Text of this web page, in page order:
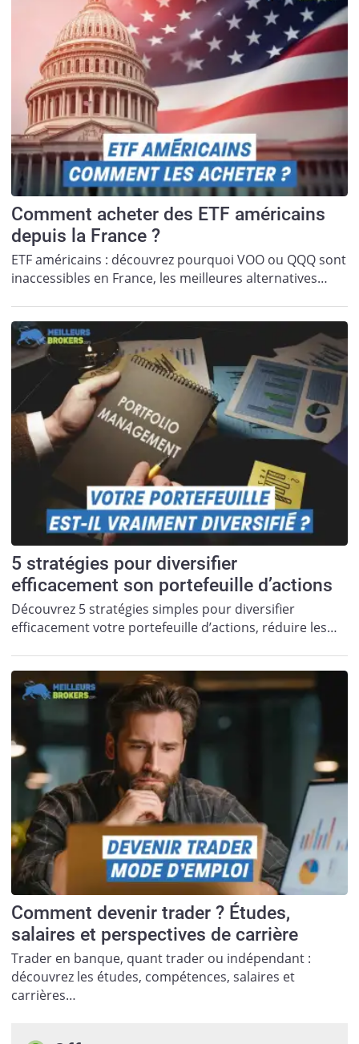
Comment acheter des ETF américains
depuis la France ?
ETF américains : découvrez pourquoi VOO ou QQQ sont
inaccessibles en France, les meilleures alternatives…
5 stratégies pour diversifier
efficacement son portefeuille d’actions
Découvrez 5 stratégies simples pour diversifier
efficacement votre portefeuille d’actions, réduire les…
Comment devenir trader ? Études,
salaires et perspectives de carrière
Trader en banque, quant trader ou indépendant :
découvrez les études, compétences, salaires et
carrières…